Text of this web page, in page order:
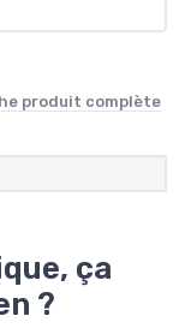
produit complète
ça
?